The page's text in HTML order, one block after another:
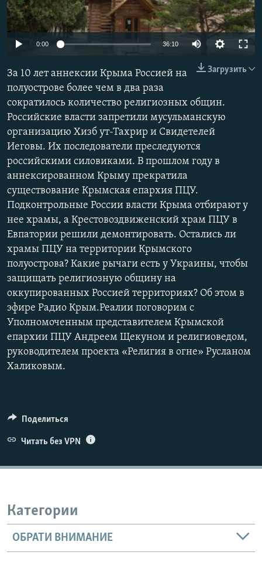
ПОБЕДИТЕЛЕЙ НЕ СУДЯТ?
КРЫМ.НЕПОКОРЕННЫЙ
УКРАИНСКАЯ ПРОБЛЕМА КРЫМА
ПРИСОЕДИНЯЙТЕСЬ!
Все сайты RFE/RL
480p
720p 1080p
0:00 36:10
240p
480p
720p
1080p
Загрузить
За 10 лет аннексии Крыма Россией на
полуострове более чем в два раза
сократилось количество религиозных общин.
Российские власти запретили мусульманскую
организацию Хизб ут-Тахрир и Свидетелей
Иеговы. Их последователи преследуются
российскими силовиками. В прошлом году в
аннексированном Крыму прекратила
существование Крымская епархия ПЦУ.
Подконтрольные России власти Крыма отбирают у
нее храмы, а Крестовоздвиженский храм ПЦУ в
Евпатории решили демонтировать. Остались ли
храмы ПЦУ на территории Крымского
полуострова? Какие рычаги есть у Украины, чтобы
защищать религиозную общину на
оккупированных Россией территориях? Об этом в
эфире Радио Крым.Реалии поговорим с
Уполномоченным представителем Крымской
епархии ПЦУ Андреем Щекуном и религиоведом,
руководителем проекта «Религия в огне» Русланом
Халиковым.
Поделиться
Читать без VPN
Категории
ОБРАТИ ВНИМАНИЕ